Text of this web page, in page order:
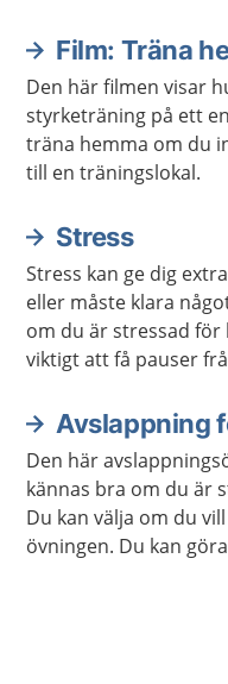
Film: Träna
Den här filmen visar
styrketräning på ett
träna hemma om du
till en träningslokal.
Stress
Stress kan ge dig
eller måste klara
om du är stressad
viktigt att få pauser
Avslappning
Den här
kännas bra om du är
Du kan välja om du
övningen. Du kan